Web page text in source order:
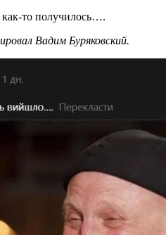
как-то получилось….
Вадим Буряковский.